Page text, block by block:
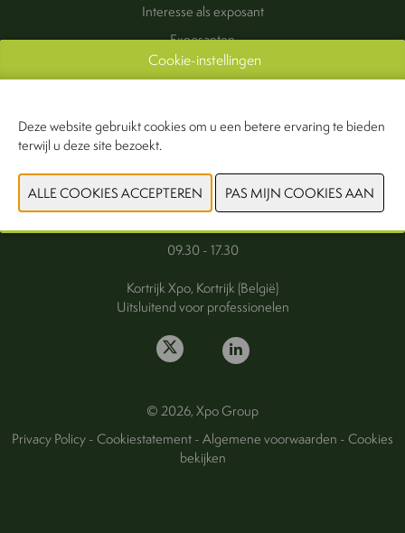
Interesse als exposant
Exposanten
Praktische informatie
Contact
Woensdag 30 september 2026
Donderdag 1 oktober 2026
09.30 - 17.30
Kortrijk Xpo, Kortrijk (België)
Uitsluitend voor professionelen
© 2026, Xpo Group
Privacy Policy-Cookiestatement-Algemene voorwaarden -Cookies
bekijken
Cookie-instellingen
Deze website gebruikt cookies om u een betere ervaring te bieden
terwijl u deze site bezoekt.